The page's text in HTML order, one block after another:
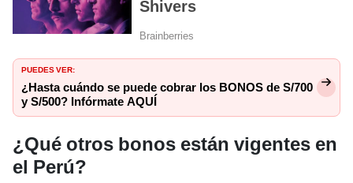
PUEDES VER:
¿Hasta cuándo se puede cobrar los BONOS de S/700
y S/500? Infórmate AQUÍ
¿Qué otros bonos están vigentes en
el Perú?